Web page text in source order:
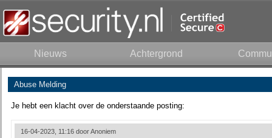
Nieuws Achtergrond
Abuse Melding
Je hebt een klacht over de onderstaande posting:
16-04-2023, 11:16 doorAnoniem